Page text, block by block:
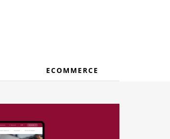
ECOMMERCE